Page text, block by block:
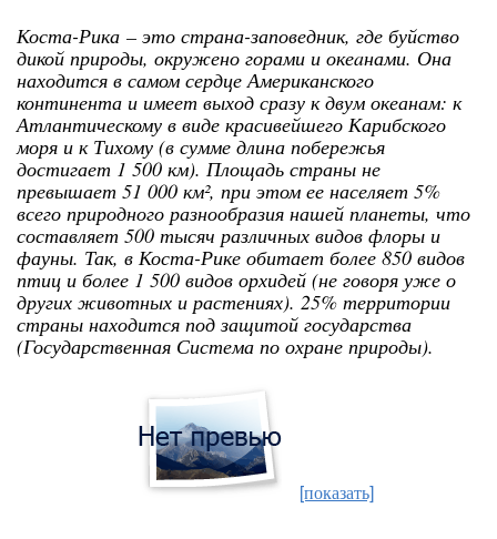
Коста-Рика – это страна-заповедник, где буйство
дикой природы, окружено горами и океaнами. Она
находится в самом сердце Американского
континента и имеет выход сразу к двум океанам: к
Атлантическому в виде красивейшего Карибского
моря и к Тихому (в сумме длина побережья
достигает 1 500 км). Площадь страны не
превышает 51 000 км², при этом ее населяет 5%
всего природного разнообразия нашей планеты, что
составляет 500 тысяч различных видов флоры и
фауны. Так, в Коста-Рике обитает более 850 видов
птиц и более 1 500 видов орхидей (не говоря уже о
других животных и растениях). 25% территории
страны находится под защитой государства
(Государственная Система по охране природы).
[показать]